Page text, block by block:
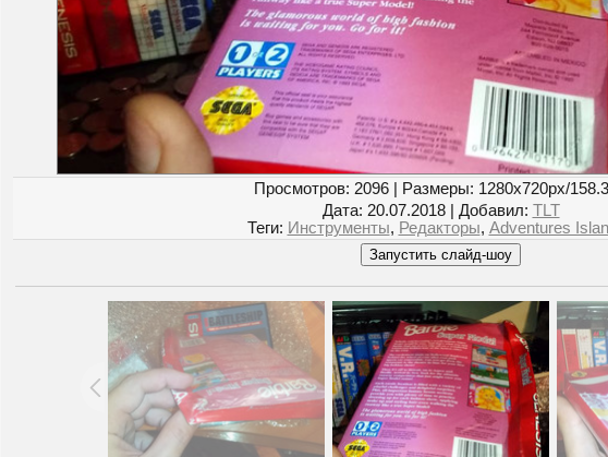
Просмотров: 2096 | Размеры: 1280x720px/
Дата: 20.07.2018 | Добавил: TLT
Теги: Инструменты, Редакторы, Adventures